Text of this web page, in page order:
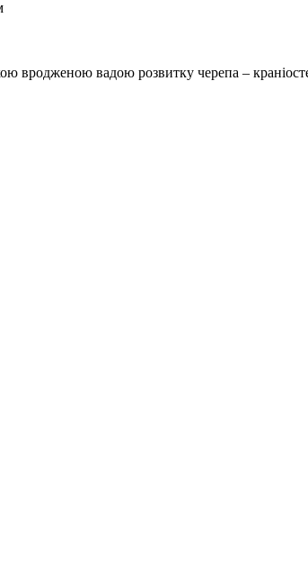
вродженою вадою розвитку черепа –